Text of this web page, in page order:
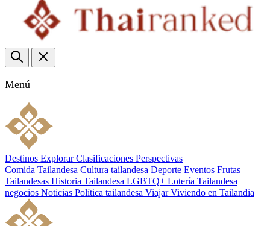
Menú
Destinos Explorar Clasificaciones Perspectivas
Comida Tailandesa Cultura tailandesa Deporte Eventos Frutas
Tailandesas Historia Tailandesa LGBTQ+ Lotería Tailandesa
negocios Noticias Política tailandesa Viajar Viviendo en Tailandia